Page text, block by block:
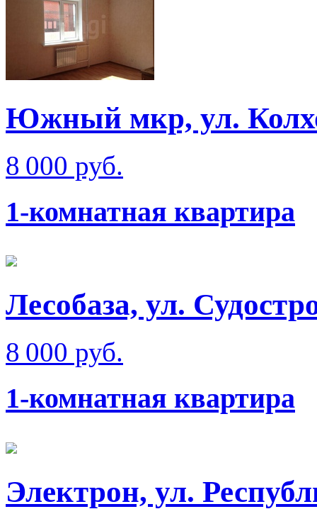
Южный мкр, ул.
8 000 руб.
1-комнатная квартира
Лесобаза, ул.
8 000 руб.
1-комнатная квартира
Электрон, ул.